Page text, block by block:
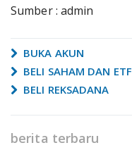
Sumber : admin
BUKA AKUN
BELI SAHAM DAN ETF
BELI REKSADANA
berita terbaru